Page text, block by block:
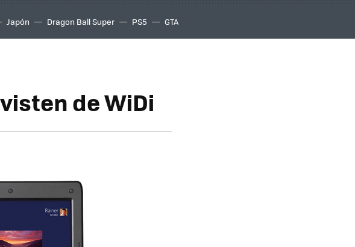
Japón Dragon Ball Super PS5 GTA
de WiDi